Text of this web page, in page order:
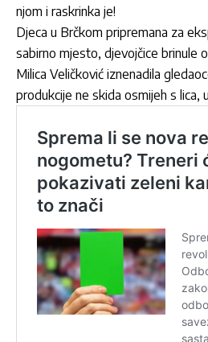
njom i raskrinka je!
Djeca u Brčkom pripremana za
sabirno mjesto, djevojčice brinule
Milica Veličković iznenadila
produkcije ne skida osmijeh s lica,